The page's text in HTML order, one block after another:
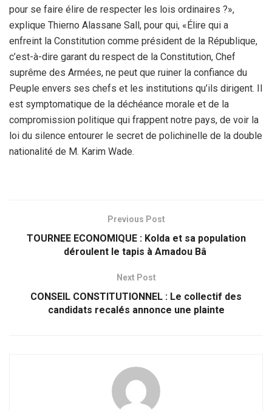
pour se faire élire de respecter les lois ordinaires ?»,
explique Thierno Alassane Sall, pour qui, «Élire qui a
enfreint la Constitution comme président de la République,
c’est-à-dire garant du respect de la Constitution, Chef
suprême des Armées, ne peut que ruiner la confiance du
Peuple envers ses chefs et les institutions qu’ils dirigent. Il
est symptomatique de la déchéance morale et de la
compromission politique qui frappent notre pays, de voir la
loi du silence entourer le secret de polichinelle de la double
nationalité de M. Karim Wade.
Previous Post
TOURNEE ECONOMIQUE : Kolda et sa population
déroulent le tapis à Amadou Bâ
Next Post
CONSEIL CONSTITUTIONNEL : Le collectif des
candidats recalés annonce une plainte